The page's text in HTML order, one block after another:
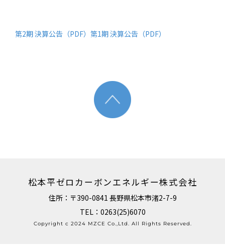
第2期 決算公告（PDF） 第1期 決算公告（PDF）
松本平ゼロカーボンエネルギー株式会社
住所：〒390-0841 長野県松本市渚2-7-9
TEL：0263(25)6070
Copyright c 2024 MZCE Co.,Ltd. All Rights Reserved.